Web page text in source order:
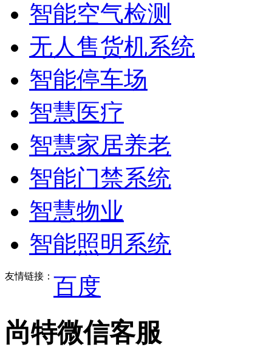
智能空气检测
无人售货机系统
智能停车场
智慧医疗
智慧家居养老
智能门禁系统
智慧物业
智能照明系统
友情链接： 百度
尚特微信客服